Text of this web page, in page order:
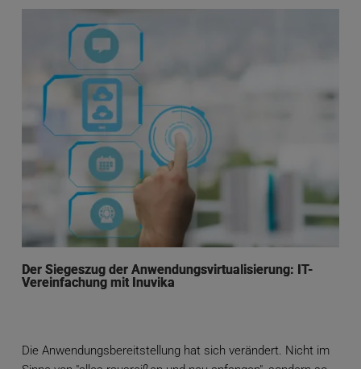
Der Siegeszug der Anwendungsvirtualisierung: IT-
Vereinfachung mit Inuvika
Die Anwendungsbereitstellung hat sich verändert. Nicht im